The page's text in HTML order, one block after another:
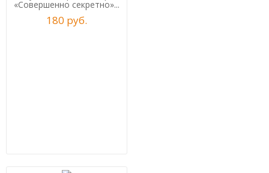
«Совершенно секретно»...
180 руб.